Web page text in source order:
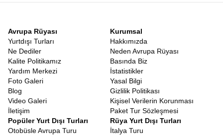
Avrupa Rüyası
Yurtdışı Turları
Ne Dediler
Kalite Politikamız
Yardım Merkezi
Foto Galeri
Blog
Video Galeri
İletişim
Kurumsal
Hakkımızda
Neden Avrupa Rüyası
Basında Biz
İstatistikler
Yasal Bilgi
Gizlilik Politikası
Kişisel Verilerin Korunması
Paket Tur Sözleşmesi
Popüler Yurt Dışı Turları
Otobüsle Avrupa Turu
Rüya Yurt Dışı Turları
İtalya Turu